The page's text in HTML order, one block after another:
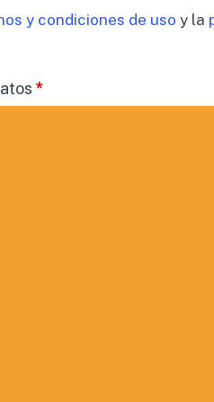
y condiciones de uso y la
*